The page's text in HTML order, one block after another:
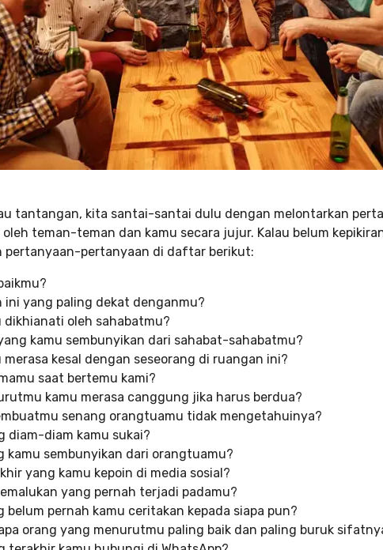
tantangan, kita santai-santai dulu dengan melontarkan
teman-teman dan kamu secara jujur. Kalau belum
pertanyaan-pertanyaan di daftar berikut:
ini yang paling dekat denganmu?
dikhianati oleh sahabatmu?
kamu sembunyikan dari sahabat-sahabatmu?
merasa kesal dengan seseorang di ruangan ini?
saat bertemu kami?
kamu merasa canggung jika harus berdua?
senang orangtuamu tidak mengetahuinya?
diam-diam kamu sukai?
kamu sembunyikan dari orangtuamu?
yang kamu kepoin di media sosial?
yang pernah terjadi padamu?
belum pernah kamu ceritakan kepada siapa pun?
orang yang menurutmu paling baik dan paling buruk